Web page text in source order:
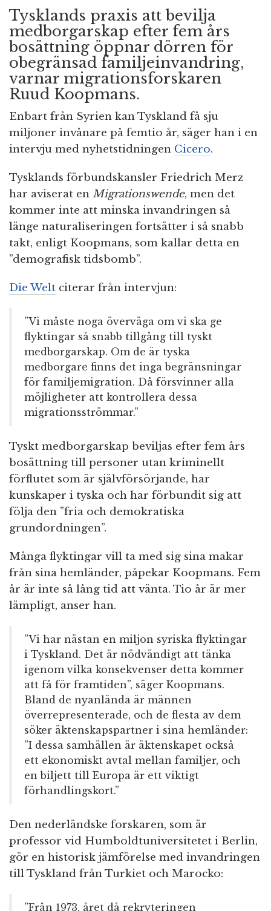
Tysklands praxis att bevilja
medborgarskap efter fem års
bosättning öppnar dörren för
obegränsad familjeinvandring,
varnar migrationsforskaren
Ruud Koopmans.
Enbart från Syrien kan Tyskland få sju
miljoner invånare på femtio år, säger han i en
intervju med nyhetstidningen Cicero.
Tysklands förbundskansler Friedrich Merz
har aviserat en Migrationswende, men det
kommer inte att minska invandringen så
länge naturaliseringen fortsätter i så snabb
takt, enligt Koopmans, som kallar detta en
”demografisk tidsbomb”.
Die Welt citerar från intervjun:
”Vi måste noga överväga om vi ska ge
flyktingar så snabb tillgång till tyskt
medborgarskap. Om de är tyska
medborgare finns det inga begränsningar
för familjemigration. Då försvinner alla
möjligheter att kontrollera dessa
migrationsströmmar.”
Tyskt medborgarskap beviljas efter fem års
bosättning till personer utan kriminellt
förflutet som är självförsörjande, har
kunskaper i tyska och har förbundit sig att
följa den ”fria och demokratiska
grundordningen”.
Många flyktingar vill ta med sig sina makar
från sina hemländer, påpekar Koopmans. Fem
år är inte så lång tid att vänta. Tio år är mer
lämpligt, anser han.
”Vi har nästan en miljon syriska flyktingar
i Tyskland. Det är nödvändigt att tänka
igenom vilka konsekvenser detta kommer
att få för framtiden”, säger Koopmans.
Bland de nyanlända är männen
överrepresenterade, och de flesta av dem
söker äktenskapspartner i sina hemländer:
”I dessa samhällen är äktenskapet också
ett ekonomiskt avtal mellan familjer, och
en biljett till Europa är ett viktigt
förhandlingskort.”
Den nederländske forskaren, som är
professor vid Humboldtuniversitetet i Berlin,
gör en historisk jämförelse med invandringen
till Tyskland från Turkiet och Marocko:
”Från 1973, året då rekryteringen